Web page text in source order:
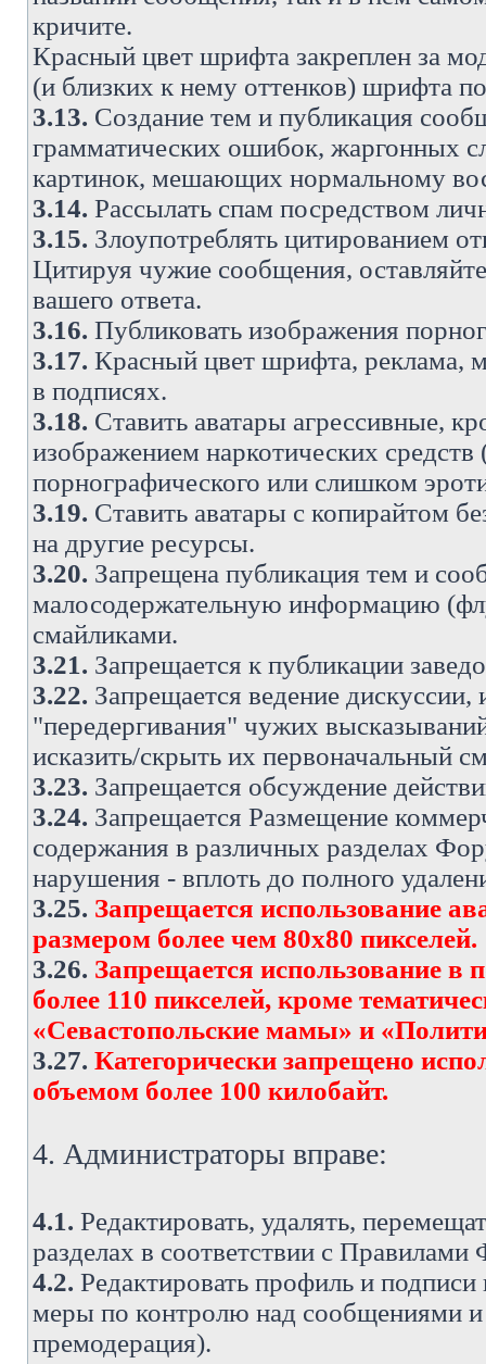
кричите.
Красный цвет шрифта закреплен за
(и близких к нему оттенков) шрифта
3.13. Создание тем и публикация
грамматических ошибок, жаргонных
картинок, мешающих нормальному
3.14. Рассылать спам посредством
3.15. Злоупотреблять цитированием
Цитируя чужие сообщения,
вашего ответа.
3.16. Публиковать изображения
3.17. Красный цвет шрифта, реклама,
в подписях.
3.18. Ставить аватары агрессивные,
изображением наркотических
порнографического или слишком
3.19. Ставить аватары с копирайтом
на другие ресурсы.
3.20. Запрещена публикация тем и
малосодержательную информацию
смайликами.
3.21. Запрещается к публикации
3.22. Запрещается ведение
"передергивания" чужих
исказить/скрыть их первоначальный
3.23. Запрещается обсуждение
3.24. Запрещается Размещение
содержания в различных разделах
нарушения - вплоть до полного
3.25. Запрещается использование
размером более чем 80х80 пикселей.
3.26. Запрещается использование в
более 110 пикселей, кроме
«Севастопольские мамы» и
3.27. Категорически запрещено
объемом более 100 килобайт.
4. Администраторы вправе:
4.1. Редактировать, удалять,
разделах в соответствии с
4.2. Редактировать профиль и
меры по контролю над сообщениями
премодерация).